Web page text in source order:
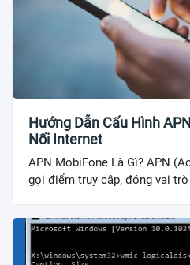
Hướng Dẫn Cấu Hình
Nối Internet
APN MobiFone Là Gì? APN
gọi điểm truy cập, đóng vai